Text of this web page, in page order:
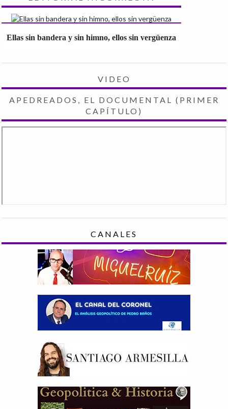
Ellas sin bandera y sin himno, ellos sin vergüenza
VIDEO
APEDREADOS, EL DOCUMENTAL (PRIMER
CAPÍTULO)
CANALES